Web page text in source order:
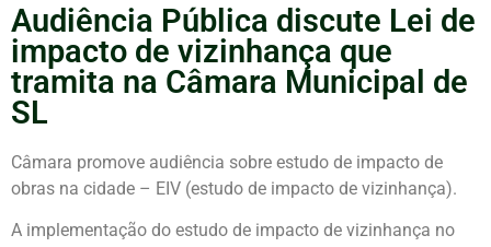
Audiência Pública discute Lei de
impacto de vizinhança que
tramita na Câmara Municipal de
SL
Câmara promove audiência sobre estudo de impacto de
obras na cidade – EIV (estudo de impacto de vizinhança).
A implementação do estudo de impacto de vizinhança no